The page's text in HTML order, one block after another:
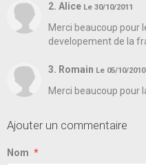
2. Alice Le 30/10/2011
Merci beaucoup pour
developement de la
3. Romain Le 05/10/2010
Merci beaucoup pour
Ajouter un commentaire
Nom